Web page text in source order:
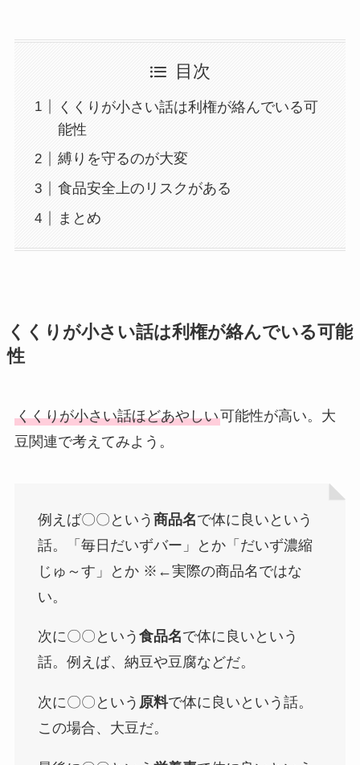
目次
くくりが小さい話は利権が絡んでいる可
能性
縛りを守るのが大変
食品安全上のリスクがある
まとめ
くくりが小さい話は利権が絡んでいる可能
性
くくりが小さい話ほどあやしい可能性が高い。大
豆関連で考えてみよう。
例えば〇〇という 商品名で体に良いという
話。「毎日だいずバー」とか「だいず濃縮
じゅ～す」とか ※←実際の商品名ではな
い。
次に〇〇という 食品名で体に良いという
話。例えば、納豆や豆腐などだ。
次に〇〇という 原料で体に良いという話。
この場合、大豆だ。